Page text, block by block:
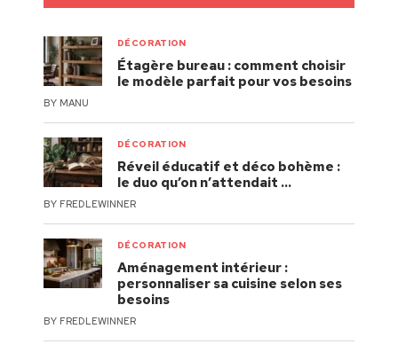
DÉCORATION
Étagère bureau : comment choisir
le modèle parfait pour vos besoins
BY MANU
DÉCORATION
Réveil éducatif et déco bohème :
le duo qu’on n’attendait …
BY FREDLEWINNER
DÉCORATION
Aménagement intérieur :
personnaliser sa cuisine selon ses
besoins
BY FREDLEWINNER